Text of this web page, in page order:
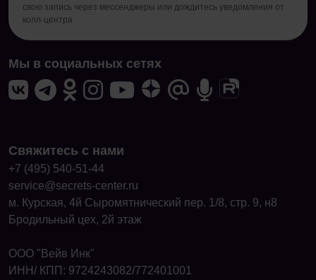
свою запись через мессенджеры или дождитесь уведомления от
колл-центра
Мы в социальных сетях
Свяжитесь с нами
+7 (495) 540-51-44
service@secrets-center.ru
м. Курская, 4й Сыромятнический пер. 1/8, стр. 9, н8
Бродильный цех, 2й этаж
ООО "Вейв Инк"
ИНН/ КПП: 9724243082/772401001